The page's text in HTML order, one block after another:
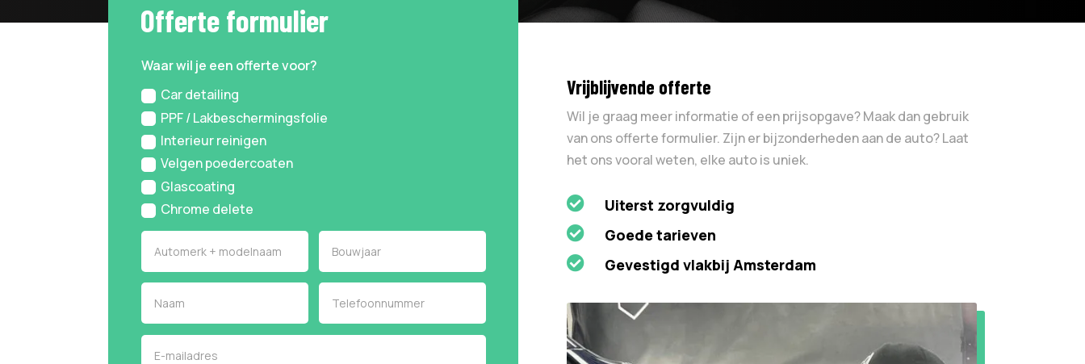
Offerte formulier
Waar wil je een offerte voor?
Car detailing
PPF / Lakbeschermingsfolie
Interieur reinigen
Velgen poedercoaten
Glascoating
Chrome delete
Vrijblijvende offerte
Wil je graag meer informatie of een prijsopgave? Maak dan gebruik
van ons offerte formulier. Zijn er bijzonderheden aan de auto? Laat
het ons vooral weten, elke auto is uniek.
 Uiterst zorgvuldig
 Goede tarieven
 Gevestigd vlakbij Amsterdam